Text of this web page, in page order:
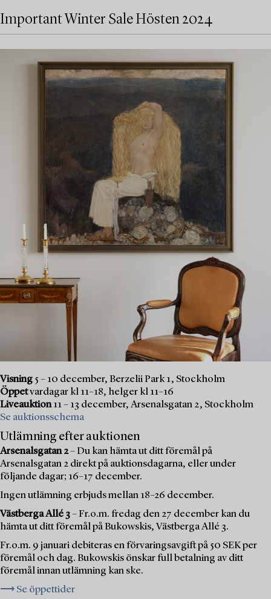
Important Winter Sale Hösten 2024
Visning 5 – 10 december, Berzelii Park 1, Stockholm
Öppetvardagar kl 11–18, helger kl 11–16
Liveauktion11 – 13 december, Arsenalsgatan 2, Stockholm
Se auktionsschema
Utlämning efter auktionen
Arsenalsgatan 2– Du kan hämta ut ditt föremål på
Arsenalsgatan 2 direkt på auktionsdagarna, eller under
följande dagar; 16–17 december.
Ingen utlämning erbjuds mellan 18–26 december.
Västberga Allé 3– Fr.o.m. fredag den 27 december kan du
hämta ut ditt föremål på Bukowskis, Västberga Allé 3.
Fr.o.m. 9 januari debiteras en förvaringsavgift på 50 SEK per
föremål och dag. Bukowskis önskar full betalning av ditt
föremål innan utlämning kan ske.
⟶ Se öppettider